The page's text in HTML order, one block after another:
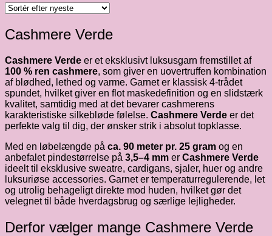
seneste
Cashmere Verde
Cashmere Verde er et eksklusivt luksusgarn fremstillet af
100 % ren cashmere, som giver en uovertruffen kombination
af blødhed, lethed og varme. Garnet er klassisk 4-trådet
spundet, hvilket giver en flot maskedefinition og en slidstærk
kvalitet, samtidig med at det bevarer cashmerens
karakteristiske silkebløde følelse. Cashmere Verde er det
perfekte valg til dig, der ønsker strik i absolut topklasse.
Med en løbelængde på ca. 90 meter pr. 25 gram og en
anbefalet pindestørrelse på 3,5–4 mm er Cashmere Verde
ideelt til eksklusive sweatre, cardigans, sjaler, huer og andre
luksuriøse accessories. Garnet er temperaturregulerende, let
og utrolig behageligt direkte mod huden, hvilket gør det
velegnet til både hverdagsbrug og særlige lejligheder.
Derfor vælger mange Cashmere Verde